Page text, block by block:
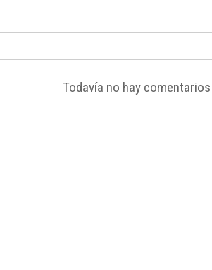
Todavía no hay comentarios